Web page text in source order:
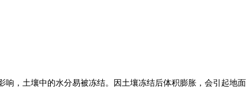
，土壤中的水分易被冻结。因土壤冻结后体积膨胀，会引起地面